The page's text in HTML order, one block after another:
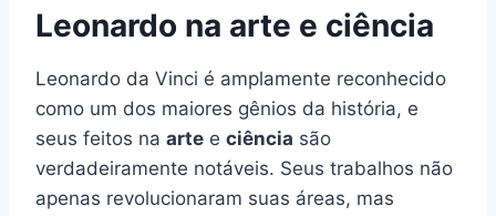
Leonardo na arte e ciência
Leonardo da Vinci é amplamente reconhecido
como um dos maiores gênios da história, e
seus feitos na arte e ciência são
verdadeiramente notáveis. Seus trabalhos não
apenas revolucionaram suas áreas, mas